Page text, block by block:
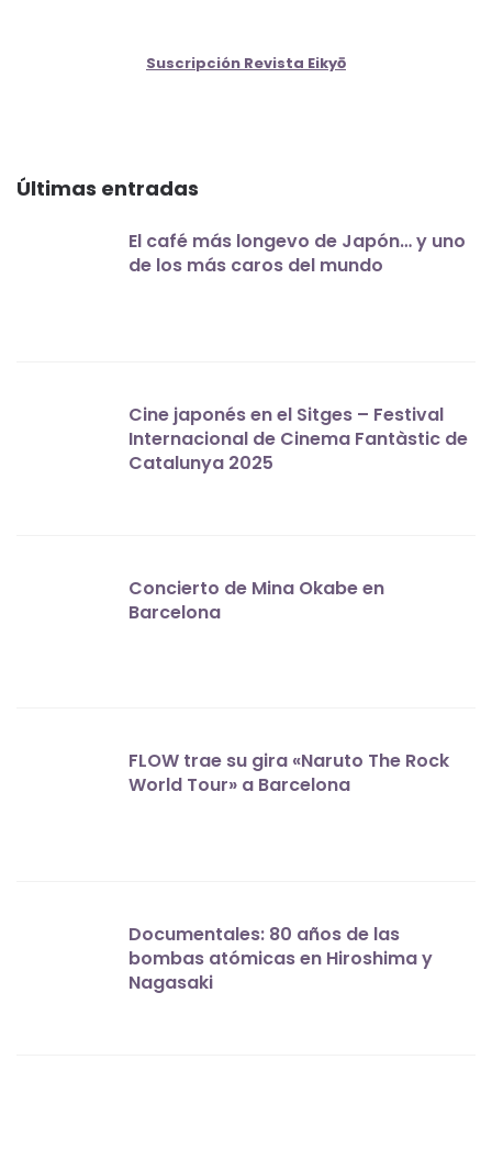
Suscripción Revista Eikyō
Últimas entradas
El café más longevo de Japón… y uno
de los más caros del mundo
Cine japonés en el Sitges – Festival
Internacional de Cinema Fantàstic de
Catalunya 2025
Concierto de Mina Okabe en
Barcelona
FLOW trae su gira «Naruto The Rock
World Tour» a Barcelona
Documentales: 80 años de las
bombas atómicas en Hiroshima y
Nagasaki